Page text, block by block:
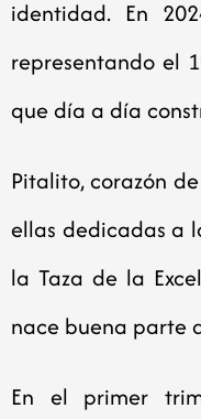
identidad. En
representando el
que día a día
Pitalito, corazón
ellas dedicadas a
la Taza de la
nace buena parte
En el primer